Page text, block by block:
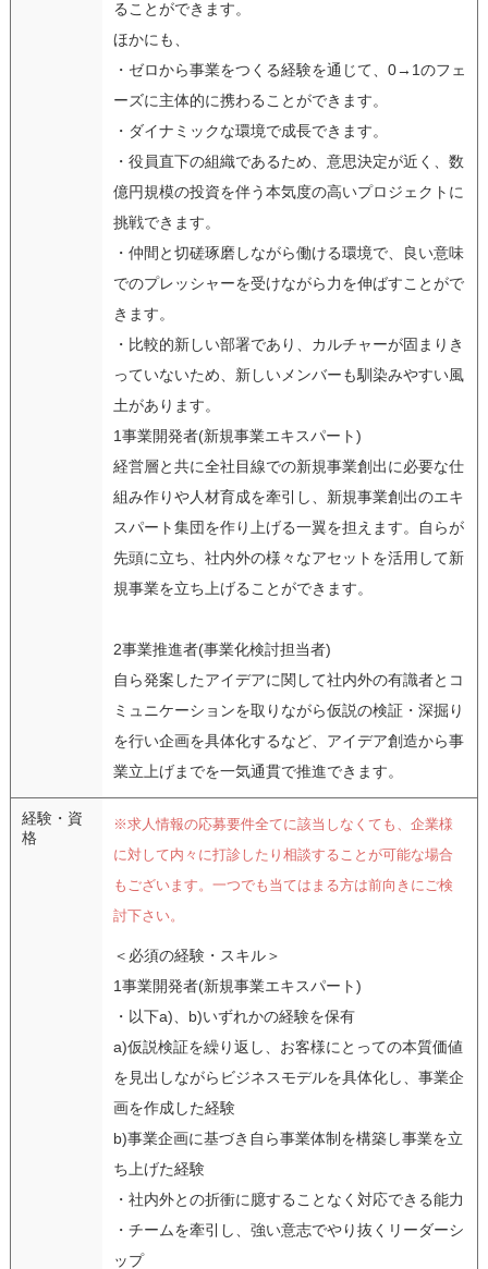
ることができます。
ほかにも、
・ゼロから事業をつくる経験を通じて、0→1のフェ
ーズに主体的に携わることができます。
・ダイナミックな環境で成長できます。
・役員直下の組織であるため、意思決定が近く、数
億円規模の投資を伴う本気度の高いプロジェクトに
挑戦できます。
・仲間と切磋琢磨しながら働ける環境で、良い意味
でのプレッシャーを受けながら力を伸ばすことがで
きます。
・比較的新しい部署であり、カルチャーが固まりき
っていないため、新しいメンバーも馴染みやすい風
土があります。
1事業開発者(新規事業エキスパート)
経営層と共に全社目線での新規事業創出に必要な仕
組み作りや人材育成を牽引し、新規事業創出のエキ
スパート集団を作り上げる一翼を担えます。自らが
先頭に立ち、社内外の様々なアセットを活用して新
規事業を立ち上げることができます。
2事業推進者(事業化検討担当者)
自ら発案したアイデアに関して社内外の有識者とコ
ミュニケーションを取りながら仮説の検証・深掘り
を行い企画を具体化するなど、アイデア創造から事
業立上げまでを一気通貫で推進できます。
経験・資
格
※求人情報の応募要件全てに該当しなくても、企業様
に対して内々に打診したり相談することが可能な場合
もございます。一つでも当てはまる方は前向きにご検
討下さい。
＜必須の経験・スキル＞
1事業開発者(新規事業エキスパート)
・以下a)、b)いずれかの経験を保有
a)仮説検証を繰り返し、お客様にとっての本質価値
を見出しながらビジネスモデルを具体化し、事業企
画を作成した経験
b)事業企画に基づき自ら事業体制を構築し事業を立
ち上げた経験
・社内外との折衝に臆することなく対応できる能力
・チームを牽引し、強い意志でやり抜くリーダーシ
ップ